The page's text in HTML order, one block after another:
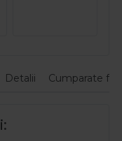
Detalii Cumparate